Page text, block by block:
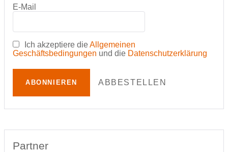
E-Mail
Ich akzeptiere dieAllgemeinen
Geschäftsbedingungen und die Datenschutzerklärung
ABONNIEREN ABBESTELLEN
Partner